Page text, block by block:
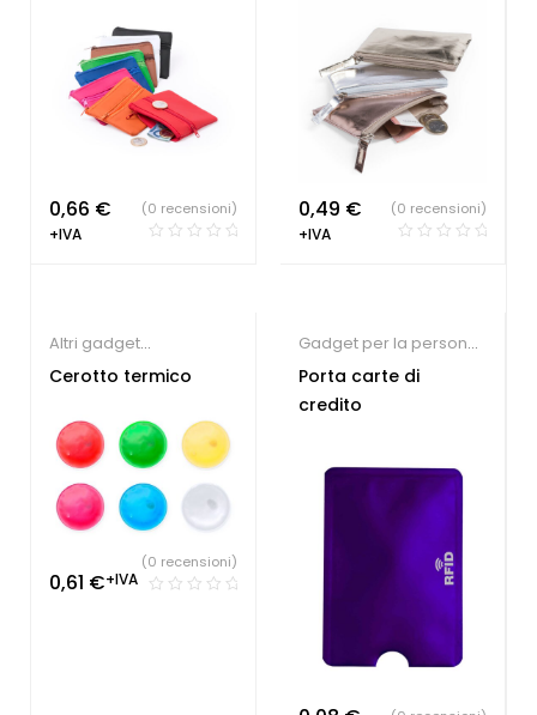
0,66 €
+IVA
(0 recensioni) 0,49 €
+IVA
(0 recensioni)
Altri gadget
personalizzati,
Natale
Gadget per la
persona
Cerotto termico
0,61 €+IVA
(0 recensioni)
Gadget per la persona
Sindacati
Porta carte di
credito